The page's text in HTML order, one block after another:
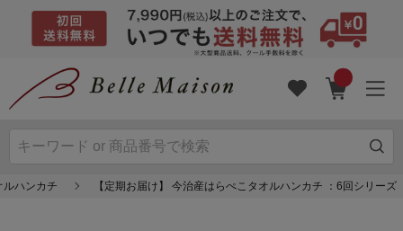
ルハンカチ 【定期お届け】 今治産はらぺこタオルハンカチ ：6回シリーズ